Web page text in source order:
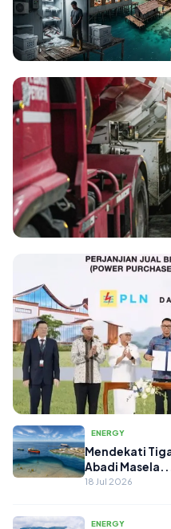
ENERGY
Optimalisasi
Kemandirian
29 Jul 2026
Pertamina Patra
Sumbagut
p...
18 Jul 2026
ENERGY
Mengatasi Darurat
untuk Ko...
18 Jul 2026
ENERGY
Mendekati
Abadi
18 Jul 2026
ENERGY